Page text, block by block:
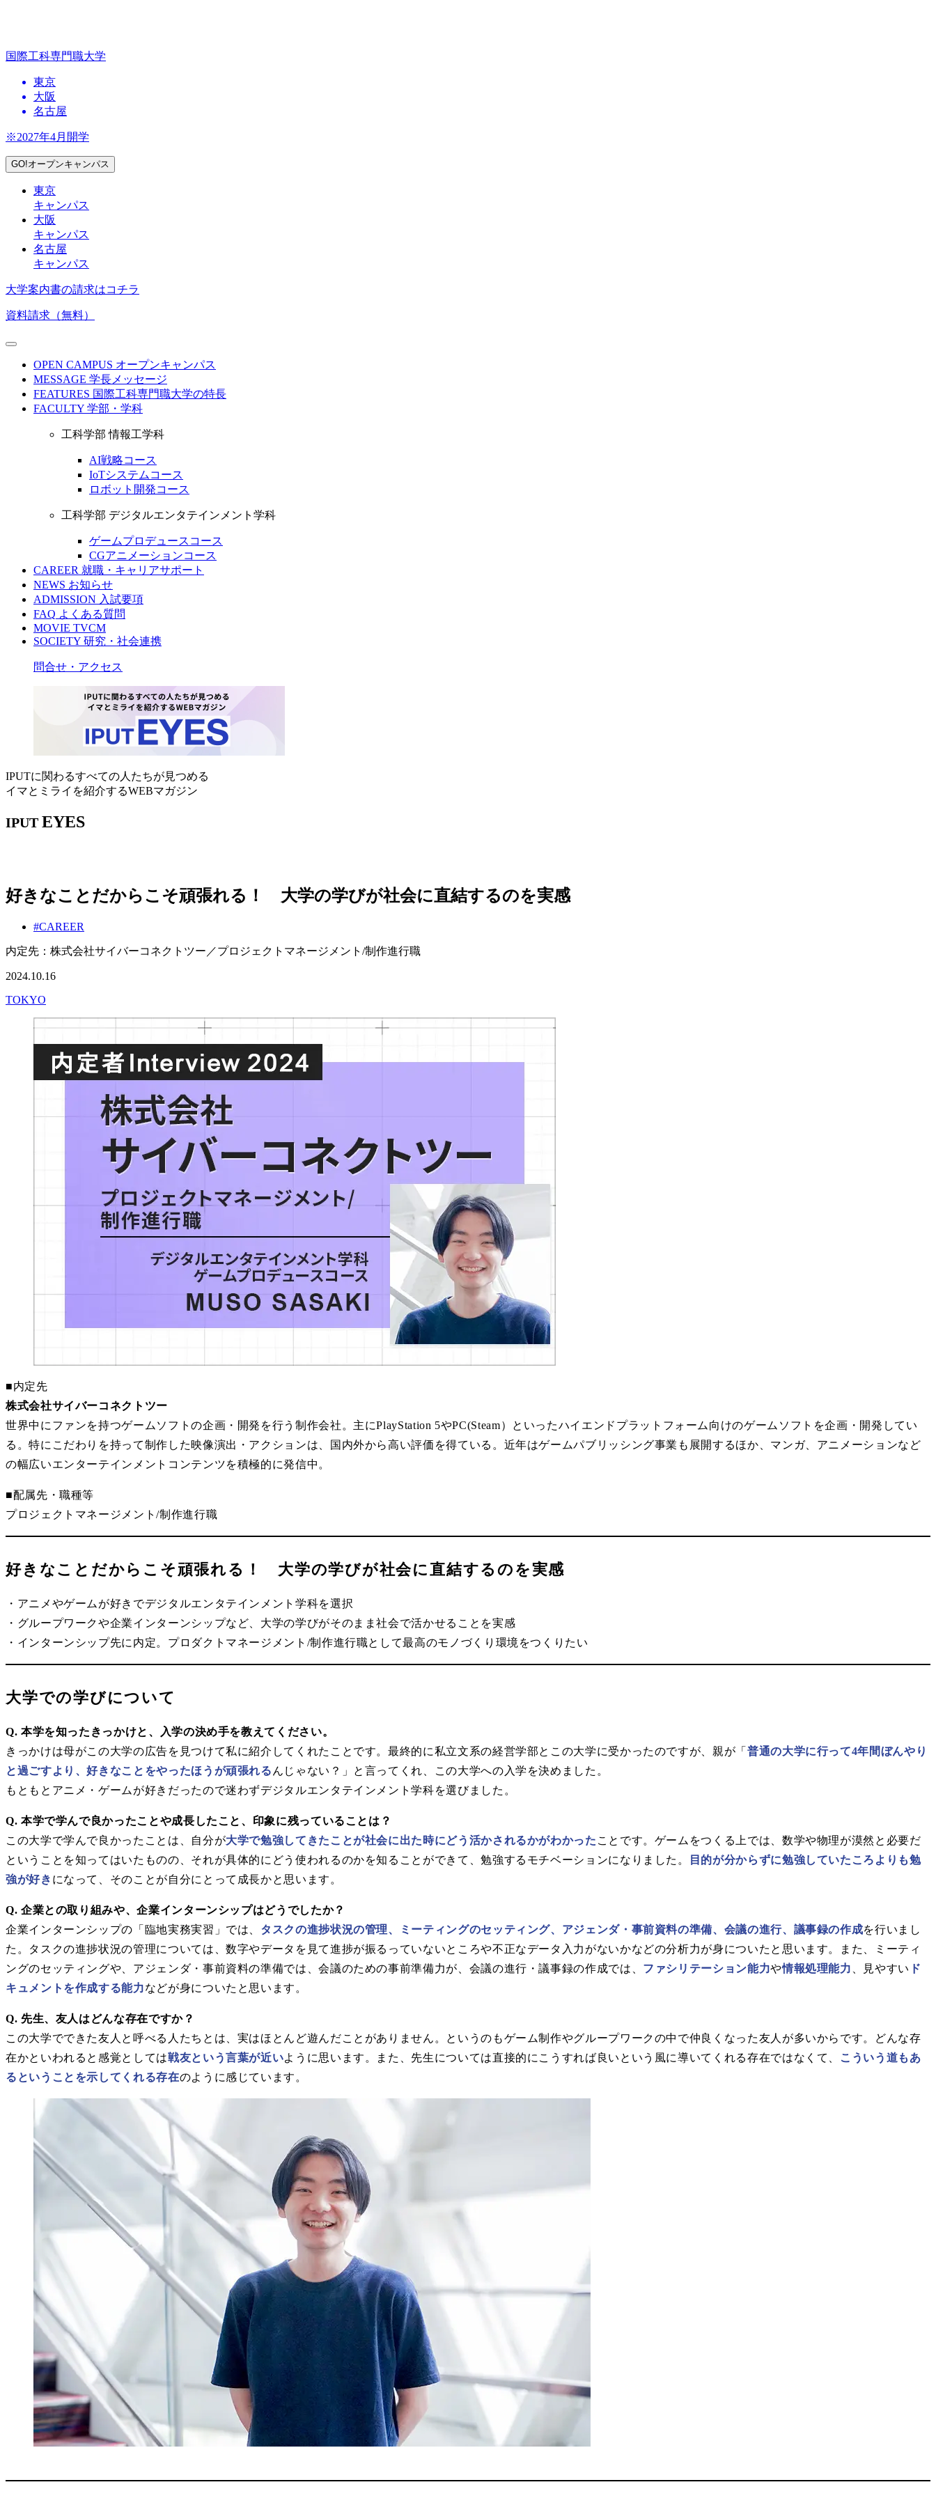
国際工科専門職大学
東京
大阪
名古屋
※2027年4月開学
GO!オープンキャンパス
東京
キャンパス
大阪
キャンパス
名古屋
キャンパス
大学案内書の請求はコチラ
資料請求（無料）
OPEN CAMPUS オープンキャンパス
MESSAGE 学長メッセージ
FEATURES 国際工科専門職大学の特長
FACULTY 学部・学科
工科学部 情報工学科
AI戦略コース
IoTシステムコース
ロボット開発コース
工科学部 デジタルエンタテインメント学科
ゲームプロデュースコース
CGアニメーションコース
CAREER 就職・キャリアサポート
NEWS お知らせ
ADMISSION 入試要項
FAQ よくある質問
MOVIE TVCM
SOCIETY 研究・社会連携
問合せ・アクセス
IPUTに関わるすべての人たちが見つめる
イマとミライを紹介するWEBマガジン
IPUT EYES
好きなことだからこそ頑張れる！ 大学の学びが社会に直結するのを実感
#CAREER
内定先：株式会社サイバーコネクトツー／プロジェクトマネージメント/制作進行職
2024.10.16
TOKYO
■内定先
株式会社サイバーコネクトツー
世界中にファンを持つゲームソフトの企画・開発を行う制作会社。主にPlayStation 5やPC(Steam）といったハイエンドプラットフォーム向けのゲームソフトを企画・開発してい
る。特にこだわりを持って制作した映像演出・アクションは、国内外から高い評価を得ている。近年はゲームパブリッシング事業も展開するほか、マンガ、アニメーションなど
の幅広いエンターテインメントコンテンツを積極的に発信中。
■配属先・職種等
プロジェクトマネージメント/制作進行職
好きなことだからこそ頑張れる！ 大学の学びが社会に直結するのを実感
・アニメやゲームが好きでデジタルエンタテインメント学科を選択
・グループワークや企業インターンシップなど、大学の学びがそのまま社会で活かせることを実感
・インターンシップ先に内定。プロダクトマネージメント/制作進行職として最高のモノづくり環境をつくりたい
大学での学びについて
Q. 本学を知ったきっかけと、入学の決め手を教えてください。
きっかけは母がこの大学の広告を見つけて私に紹介してくれたことです。最終的に私立文系の経営学部とこの大学に受かったのですが、親が「 普通の大学に行って4年間ぼんやり
と過ごすより、好きなことをやったほうが頑張れる んじゃない？」と言ってくれ、この大学への入学を決めました。
もともとアニメ・ゲームが好きだったので迷わずデジタルエンタテインメント学科を選びました。
Q. 本学で学んで良かったことや成長したこと、印象に残っていることは？
この大学で学んで良かったことは、自分が大学で勉強してきたことが社会に出た時にどう活かされるかがわかった ことです。ゲームをつくる上では、数学や物理が漠然と必要だ
ということを知ってはいたものの、それが具体的にどう使われるのかを知ることができて、勉強するモチベーションになりました。
目的が分からずに勉強していたころよりも勉
強が好き になって、そのことが自分にとって成長かと思います。
Q. 企業との取り組みや、企業インターンシップはどうでしたか？
企業インターンシップの「臨地実務実習」では、 タスクの進捗状況の管理、ミーティングのセッティング、アジェンダ・事前資料の準備、会議の進行、議事録の作成を行いまし
た。タスクの進捗状況の管理については、数字やデータを見て進捗が振るっていないところや不正なデータ入力がないかなどの分析力が身についたと思います。また、ミーティ
ングのセッティングや、アジェンダ・事前資料の準備では、会議のための事前準備力が、会議の進行・議事録の作成では、 ファシリテーション能力や情報処理能力 、見やすい ド
キュメントを作成する能力などが身についたと思います。
Q. 先生、友人はどんな存在ですか？
この大学でできた友人と呼べる人たちとは、実はほとんど遊んだことがありません。というのもゲーム制作やグループワークの中で仲良くなった友人が多いからです。どんな存
在かといわれると感覚としては戦友という言葉が近いように思います。また、先生については直接的にこうすれば良いという風に導いてくれる存在ではなくて、
こういう道もあ
るということを示してくれる存在のように感じています。